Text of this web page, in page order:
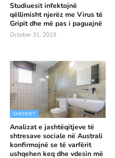
Studiuesit infektojnë
qëllimisht njerëz me Virus të
Gripit dhe më pas i paguajnë
October 31, 2019
SHENDET
Analizat e jashtëqitjeve të
shtresave sociale në Australi
konfirmojnë se të varfërit
ushqehen keq dhe vdesin më